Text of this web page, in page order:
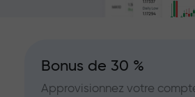
Bonus de 30 %
Approvisionnez votre